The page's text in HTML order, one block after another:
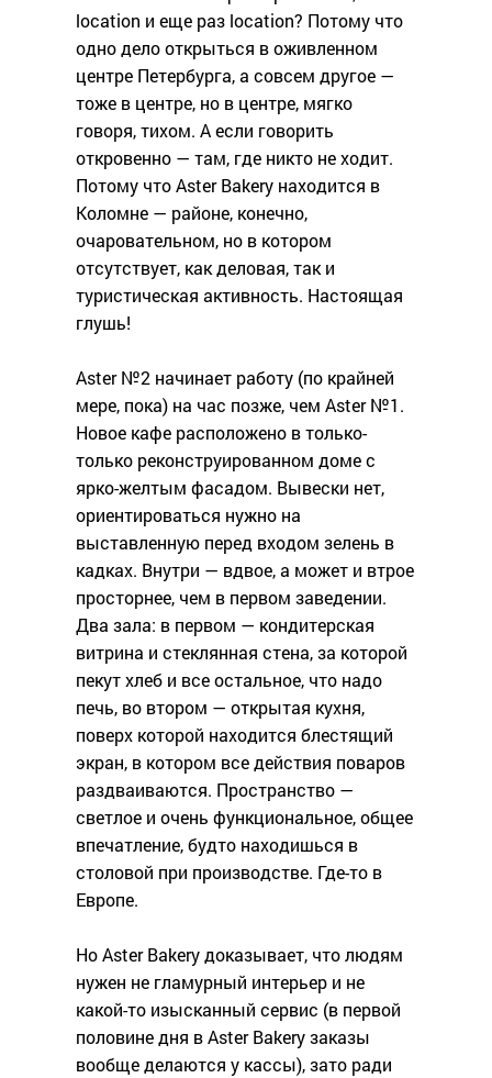
location и еще раз location? Потому что
одно дело открыться в оживленном
центре Петербурга, а совсем другое —
тоже в центре, но в центре, мягко
говоря, тихом. А если говорить
откровенно — там, где никто не ходит.
Потому что Aster Bakery находится в
Коломне — районе, конечно,
очаровательном, но в котором
отсутствует, как деловая, так и
туристическая активность. Настоящая
глушь!
Aster №2 начинает работу (по крайней
мере, пока) на час позже, чем Aster №1.
Новое кафе расположено в только-
только реконструированном доме с
ярко-желтым фасадом. Вывески нет,
ориентироваться нужно на
выставленную перед входом зелень в
кадках. Внутри — вдвое, а может и втрое
просторнее, чем в первом заведении.
Два зала: в первом — кондитерская
витрина и стеклянная стена, за которой
пекут хлеб и все остальное, что надо
печь, во втором — открытая кухня,
поверх которой находится блестящий
экран, в котором все действия поваров
раздваиваются. Пространство —
светлое и очень функциональное, общее
впечатление, будто находишься в
столовой при производстве. Где-то в
Европе.
Но Aster Bakery доказывает, что людям
нужен не гламурный интерьер и не
какой-то изысканный сервис (в первой
половине дня в Aster Bakery заказы
вообще делаются у кассы), зато ради